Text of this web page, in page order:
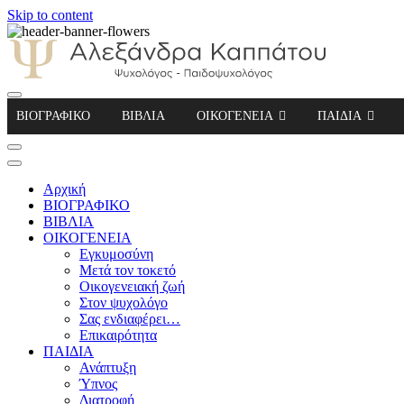
Skip to content
Αλεξάνδρα Καππάτου Ψυχολόγος –
ΒΙΟΓΡΑΦΙΚΟ ΒΙΒΛΙΑ ΟΙΚΟΓΕΝΕΙΑ ΠΑΙΔΙΑ
Αρχική
ΒΙΟΓΡΑΦΙΚΟ
ΒΙΒΛΙΑ
ΟΙΚΟΓΕΝΕΙΑ
Εγκυμοσύνη
Μετά τον τοκετό
Οικογενειακή ζωή
Στον ψυχολόγο
Σας ενδιαφέρει…
Επικαιρότητα
ΠΑΙΔΙΑ
Ανάπτυξη
Ύπνος
Διατροφή